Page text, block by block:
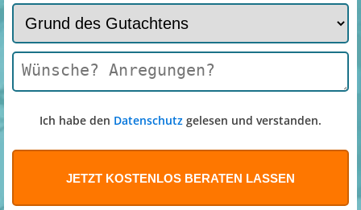
Ich habe den Datenschutz gelesen und verstanden.